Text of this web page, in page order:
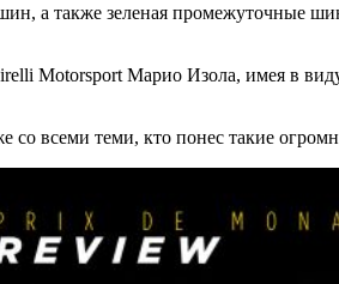
а также зеленая промежуточные
Motorsport Марио Изола, имея в
всеми теми, кто понес такие